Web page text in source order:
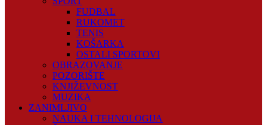
FUDBAL
RUKOMET
TENIS
KOŠARKA
OSTALI SPORTOVI
OBRAZOVANJE
POZORIŠTE
KNJIŽEVNOST
MUZIKA
ZANIMLJIVO
NAUKA I TEHNOLOGIJA